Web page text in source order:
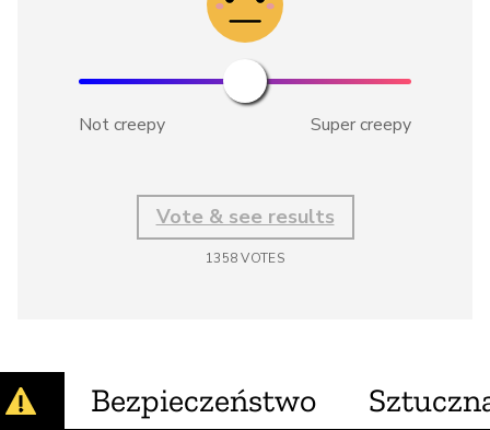
Not creepy Super creepy
Vote & see results
1358VOTES
Bezpieczeństwo